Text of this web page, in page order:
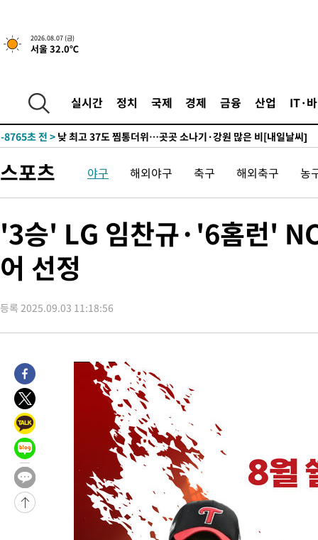
2026.08.07 (금)
서울 32.0℃
실시간 정치 국제 경제 금융 산업 IT·
실천"
-19299초 전 >이란, "오만과 '중앙 단일 루트' 합의…북쪽 인바운드·남쪽 아
운드는 임시"
-10867초 전 >"낮 기온 소폭 하락"…수도권 폭염중대경보, 폭염경보로 하향
-10794초 전 >
[단독]중수청 지원 검사들, 정원 초과 시 낮은 계급 임용…희망
-8765초 전 >
-7071초 전 > SK하이닉스, 용인·청주 팹에 54조 투자…"AI 메모리 수요 선
-3180초 전 > 외국인 심판 성 접대 7경기 들여다보니…한국 축구 '5승 2무'
-2914초 전 >[속보]코스닥, 2.86포인트(0.36%) 내린 798.81마감
-2847초 전 > [속보]원·달러 환율, 7.7원 내린 1416.1원 마감
-2736초 전 > [속보] 노원서 40.1도 관측…서울, 2018년 이후 첫 40도
2분 전 >[속보]종합특검, '계엄 수용공간 확보' 신용해 前교정본부장 기소
22분 전 >11시간 압수수색에 성접대 파문까지…'쑥대밭' 된 축구협회
38분 전 >[속보]규제합리화위원회 부위원장에 김태유 서울대 공대 교수…이
-24923초 전 >
미 사업체 일자리, 7월에 2.3만개 순감하고 그 전 2개월 10.3
하향수정 (2보)
-24371초 전 >
[속보] 미 사업체, 일자리 7월에 2.3만 개 줄어…실업률은
-20234초 전 >
[속보]이 대통령 "부동산 공급 기존 사고방식 매달리지 말고 과
실천"
-19319초 전 >
이란, "오만과 '중앙 단일 루트' 합의…북쪽 인바운드·남쪽 아
운드는 임시"
-10887초 전 >
"낮 기온 소폭 하락"…수도권 폭염중대경보, 폭염경보로 하향
-10851초 전 >
[속보]이 대통령, '호우피해' 안동·의성 관할 4개 면 특별재난
선포
-10814초 전 >
[단독]중수청 지원 검사들, 정원 초과 시 낮은 계급 임용…희망
갈 수도
-8785초 전 >
낮 최고 37도 찜통더위…곳곳 소나기·강원 많은 비[내일날씨]
SK하이닉스, 용인·청주 팹에 54조 투자…"AI 메모리 수요 선
스포츠 야구 해외야구 축구 해외축구 농
'3승' LG 임찬규·'6홈런'
어 선정
등록 2025.09.03 11:18:56